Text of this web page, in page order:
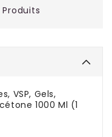
VSP, Gels,
1000 Ml (1